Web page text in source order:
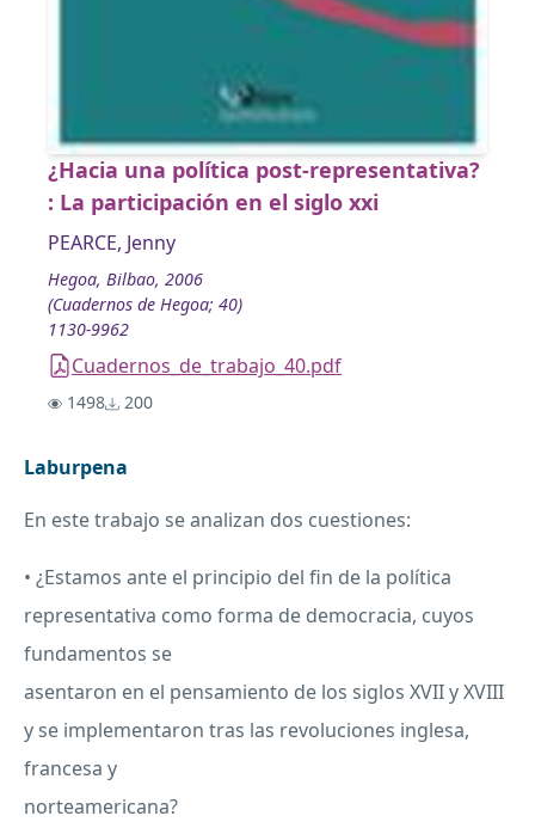
¿Hacia una política post-representativa?
: La participación en el siglo xxi
PEARCE, Jenny
Hegoa, Bilbao, 2006
(Cuadernos de Hegoa; 40)
1130-9962
Cuadernos_de_trabajo_40.pdf
1498 200
Laburpena
En este trabajo se analizan dos cuestiones:
• ¿Estamos ante el principio del fin de la política
representativa como forma de democracia, cuyos
fundamentos se
asentaron en el pensamiento de los siglos XVIIyXVIII
y se implementaron tras las revoluciones inglesa,
francesa y
norteamericana?